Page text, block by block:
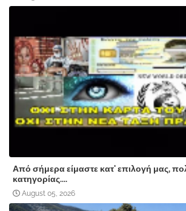
Από σήμερα είμαστε κατ' επιλογή μας,
κατηγορίας....
August 05, 2026